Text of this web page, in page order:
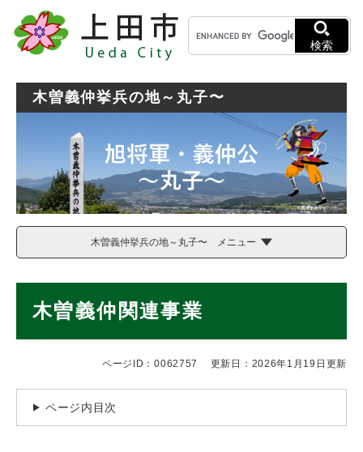
メニューを飛ばして本文へ
キ
ー
ワ
ド
検
検索
木曽義仲挙兵の地～丸子〜
木曽義仲挙兵の地～丸子〜 メニュー
木曽義仲関連事業
ページID：0062757 更新日：2026年1月19日更新
ページ内目次